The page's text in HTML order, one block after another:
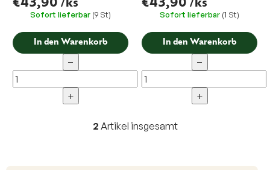
€43,90 /ks
Sofort lieferbar (9 St)
In den Warenkorb
−
+
€43,90 /ks
Sofort lieferbar (1 St)
In den Warenkorb
−
+
S
2 Artikel insgesamt